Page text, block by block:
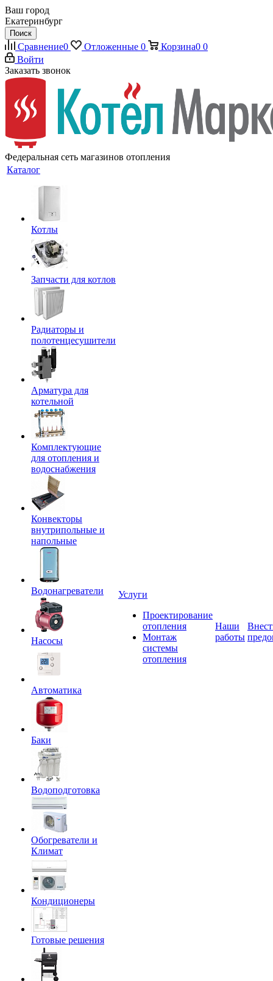
Ваш город
Екатеринбург
Поиск
Сравнение0 Отложенные 0 Корзина0 0
Войти
Заказать звонок
Федеральная сеть магазинов отопления
Каталог
Котлы
Запчасти для котлов
Радиаторы и
полотенцесушители
Арматура для
котельной
Комплектующие
для отопления и
водоснабжения
Конвекторы
внутрипольные и
напольные
Водонагреватели
Насосы
Автоматика
Баки
Водоподготовка
Обогреватели и
Климат
Кондиционеры
Готовые решения
Услуги
Проектирование
отопления
Монтаж
системы
отопления
Наши
работы